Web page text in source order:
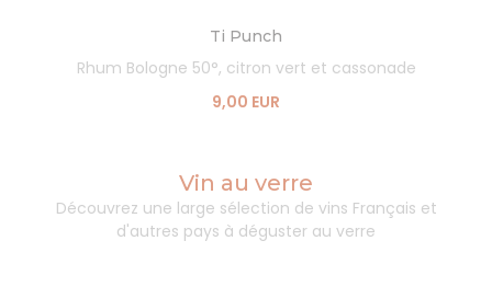
Ti Punch
Rhum Bologne 50°, citron vert et cassonade
9,00 EUR
Vin au verre
Découvrez une large sélection de vins Français et
d'autres pays à déguster au verre